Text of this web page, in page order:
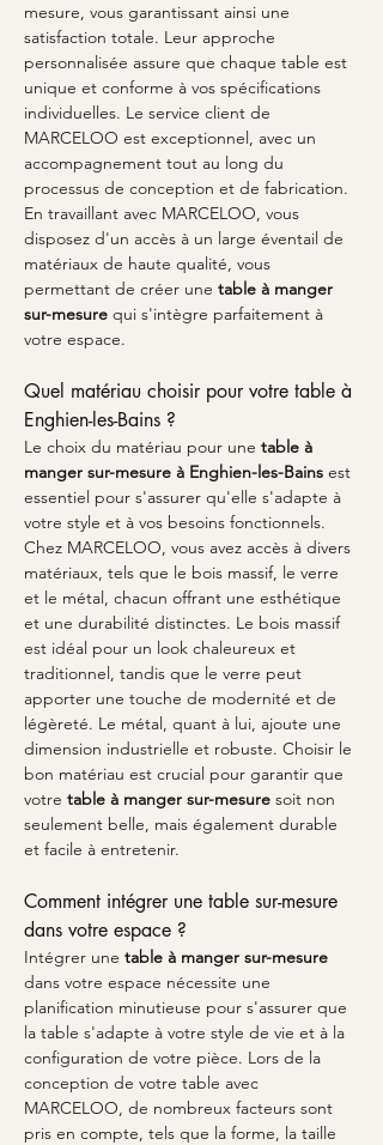
mesure, vous garantissant ainsi une
satisfaction totale. Leur approche
personnalisée assure que chaque table est
unique et conforme à vos spécifications
individuelles. Le service client de
MARCELOO est exceptionnel, avec un
accompagnement tout au long du
processus de conception et de fabrication.
En travaillant avec MARCELOO, vous
disposez d'un accès à un large éventail de
matériaux de haute qualité, vous
permettant de créer une table à manger
sur-mesure qui s'intègre parfaitement à
votre espace.
Quel matériau choisir pour votre table à
Enghien-les-Bains ?
Le choix du matériau pour une table à
manger sur-mesure à Enghien-les-Bains est
essentiel pour s'assurer qu'elle s'adapte à
votre style et à vos besoins fonctionnels.
Chez MARCELOO, vous avez accès à divers
matériaux, tels que le bois massif, le verre
et le métal, chacun offrant une esthétique
et une durabilité distinctes. Le bois massif
est idéal pour un look chaleureux et
traditionnel, tandis que le verre peut
apporter une touche de modernité et de
légèreté. Le métal, quant à lui, ajoute une
dimension industrielle et robuste. Choisir le
bon matériau est crucial pour garantir que
votre table à manger sur-mesure soit non
seulement belle, mais également durable
et facile à entretenir.
Comment intégrer une table sur-mesure
dans votre espace ?
Intégrer une table à manger sur-mesure
dans votre espace nécessite une
planification minutieuse pour s'assurer que
la table s'adapte à votre style de vie et à la
configuration de votre pièce. Lors de la
conception de votre table avec
MARCELOO, de nombreux facteurs sont
pris en compte, tels que la forme, la taille